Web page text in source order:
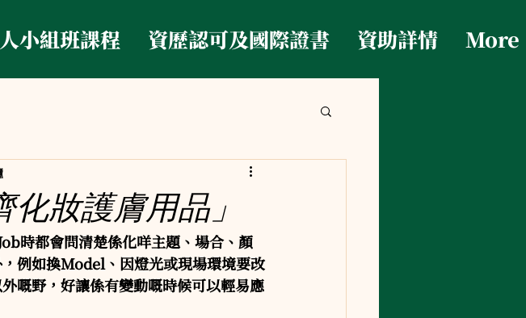
小組班課程 資歷認可及國際證書 資助詳情 More
化妝護膚用品」
時都會問清楚係化咩主題、場合、顏
例如換Model、因燈光或現場環境要改
嘅野，好讓係有變動嘅時候可以輕易應